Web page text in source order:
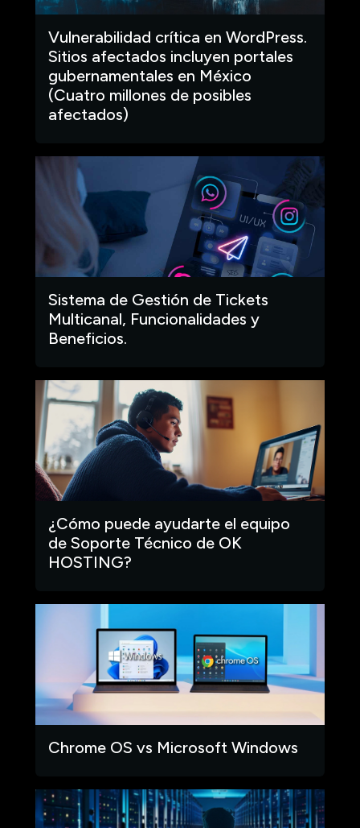
Vulnerabilidad crítica en WordPress.
Sitios afectados incluyen portales
gubernamentales en México
(Cuatro millones de posibles
afectados)
Sistema de Gestión de Tickets
Multicanal, Funcionalidades y
Beneficios.
¿Cómo puede ayudarte el equipo
de Soporte Técnico de OK
HOSTING?
Chrome OS vs Microsoft Windows